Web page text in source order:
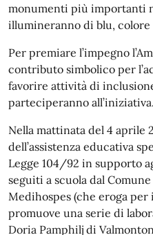
monumenti più importanti
illumineranno di blu, colore
Per premiare l’impegno
contributo simbolico per
favorire attività di
parteciperanno all’iniziativa.
Nella mattinata del 4 aprile
dell’assistenza educativa
Legge 104/92 in supporto
seguiti a scuola dal
Medihospes (che eroga
promuove una serie di
Doria Pamphilj di